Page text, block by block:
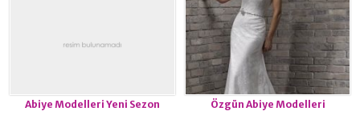
Abiye Modelleri Yeni Sezon Özgün Abiye Modelleri